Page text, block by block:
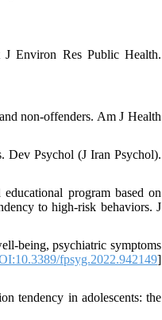
Environ Res Public Health.
non-offenders. Am J Health
Dev Psychol (J Iran Psychol).
program based on
to high-risk behaviors. J
being, psychiatric symptoms
fpsyg.2022.942149]
tendency in adolescents: the